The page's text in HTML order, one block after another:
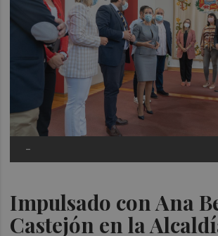
-
Impulsado con Ana
Castejón en la